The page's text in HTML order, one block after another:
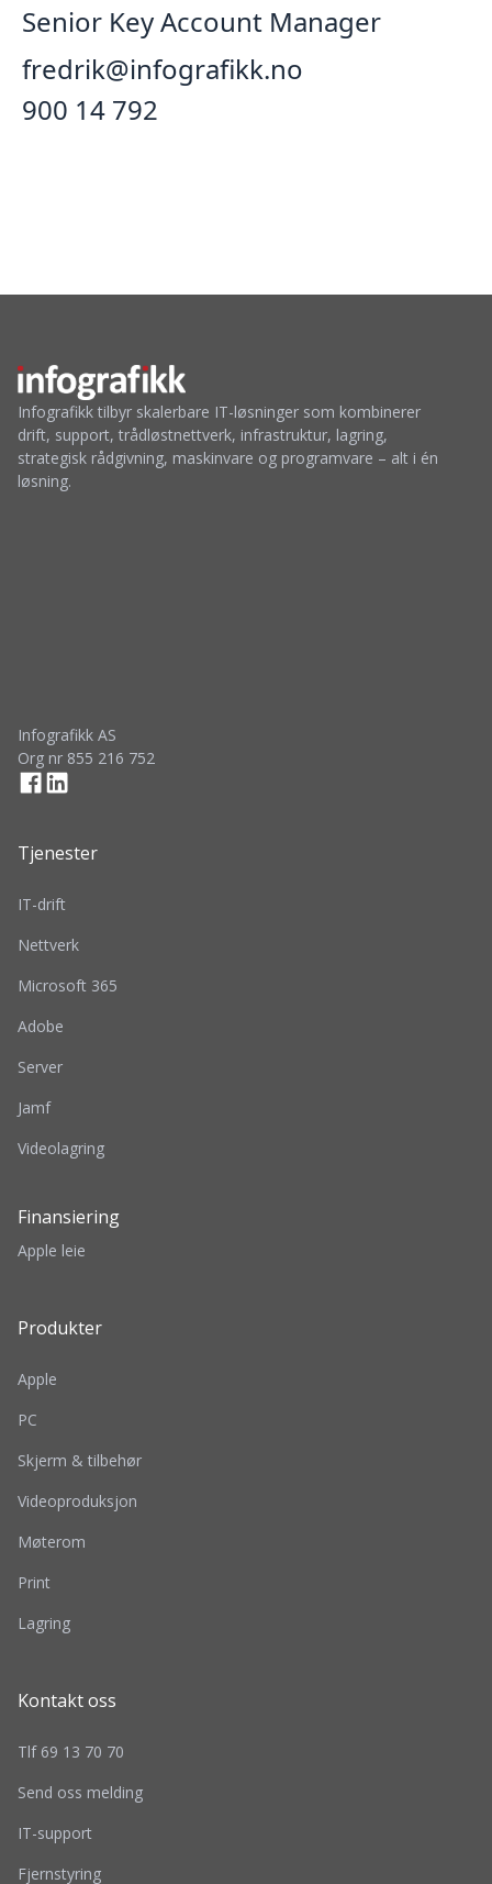
Senior Key Account Manager
fredrik@infografikk.no
‭900 14 792‬
Infografikk tilbyr skalerbare IT-løsninger som kombinerer
drift, support, trådløstnettverk, infrastruktur, lagring,
strategisk rådgivning, maskinvare og programvare – alt i én
løsning.
Infografikk AS
Org nr 855 216 752
Tjenester
IT-drift
Nettverk
Microsoft 365
Adobe
Server
Jamf
Videolagring
Finansiering
Apple leie
Produkter
Apple
PC
Skjerm & tilbehør
Videoproduksjon
Møterom
Print
Lagring
Kontakt oss
Tlf 69 13 70 70
Send oss melding
IT-support
Fjernstyring